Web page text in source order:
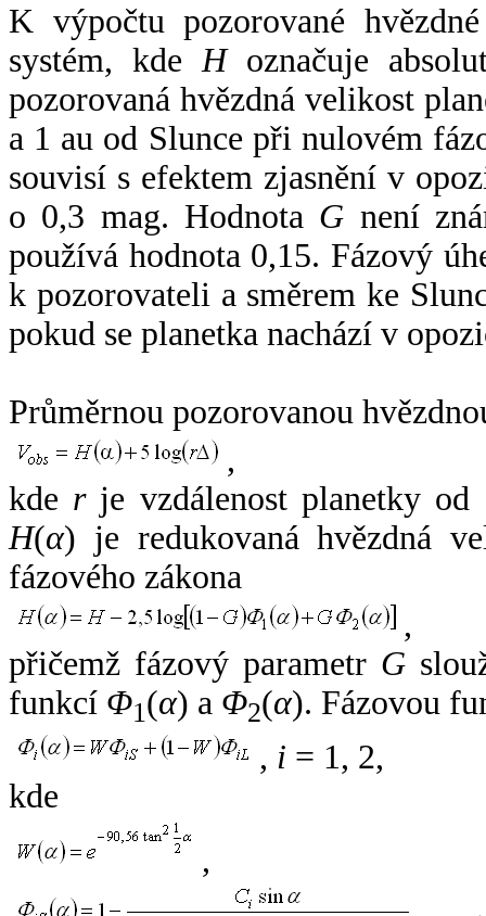
K výpočtu pozorované
systém, kde Hoznačuje
pozorovaná hvězdná velikost
a 1 au od Slunce při nulovém
souvisí s efektem zjasnění v
o 0,3 mag. Hodnota G není
používá hodnota 0,15. Fázový
k pozorovateli a směrem ke
pokud se planetka nachází v
Průměrnou pozorovanou
,
kde rje vzdálenost planetky od
H(α) je redukovaná hvězdná
fázového zákona
,
přičemž fázový parametr G
funkcí Φ1(α) a Φ2(α). Fázovou
, i = 1, 2,
kde
,